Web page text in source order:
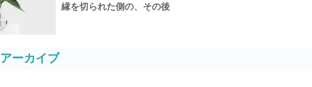
縁を切られた側の、その後
アーカイブ